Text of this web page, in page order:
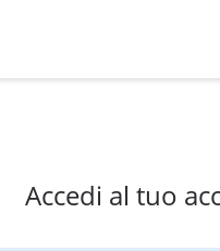
Accedi al tuo